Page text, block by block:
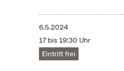
6.5.2024
17 bis 19:30 Uhr
Eintritt frei